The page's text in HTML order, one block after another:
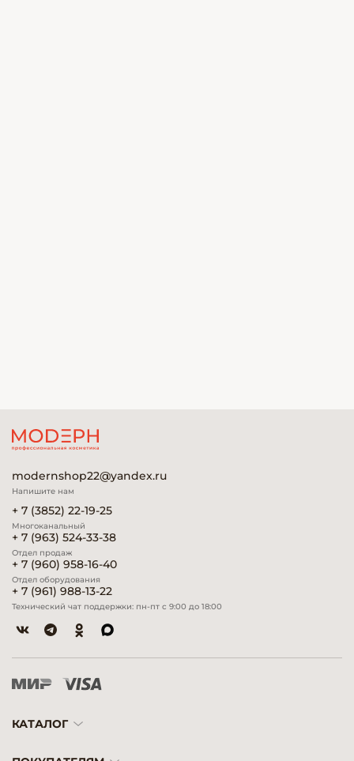
modernshop22@yandex.ru
Напишите нам
+ 7 (3852) 22-19-25
Многоканальный
+ 7 (963) 524-33-38
Отдел продаж
+ 7 (960) 958-16-40
Отдел оборудования
+ 7 (961) 988-13-22
Технический чат поддержки: пн-пт с 9:00 до 18:00
КАТАЛОГ